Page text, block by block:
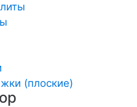
(плоские)